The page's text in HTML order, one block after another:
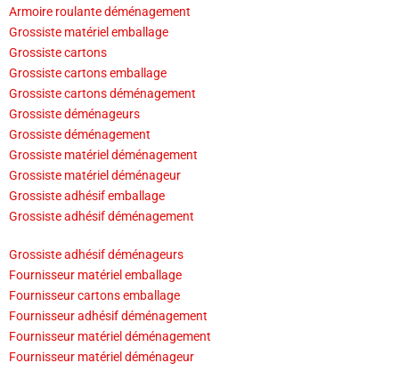
Armoire roulante déménagement
Grossiste matériel emballage
Grossiste cartons
Grossiste cartons emballage
Grossiste cartons déménagement
Grossiste déménageurs
Grossiste déménagement
Grossiste matériel déménagement
Grossiste matériel déménageur
Grossiste adhésif emballage
Grossiste adhésif déménagement
Grossiste adhésif déménageurs
Fournisseur matériel emballage
Fournisseur cartons emballage
Fournisseur adhésif déménagement
Fournisseur matériel déménagement
Fournisseur matériel déménageur